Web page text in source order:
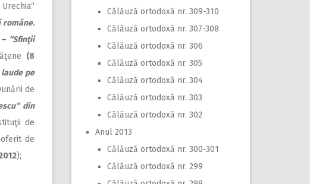
române.
“Sfinţii
(8
pe
de
din
de
de
);
Călăuză ortodoxă nr. 309-310
Călăuză ortodoxă nr. 307-308
Călăuză ortodoxă nr. 306
Călăuză ortodoxă nr. 305
Călăuză ortodoxă nr. 304
Călăuză ortodoxă nr. 303
Călăuză ortodoxă nr. 302
Anul 2013
Călăuză ortodoxă nr. 300-301
Călăuză ortodoxă nr. 299